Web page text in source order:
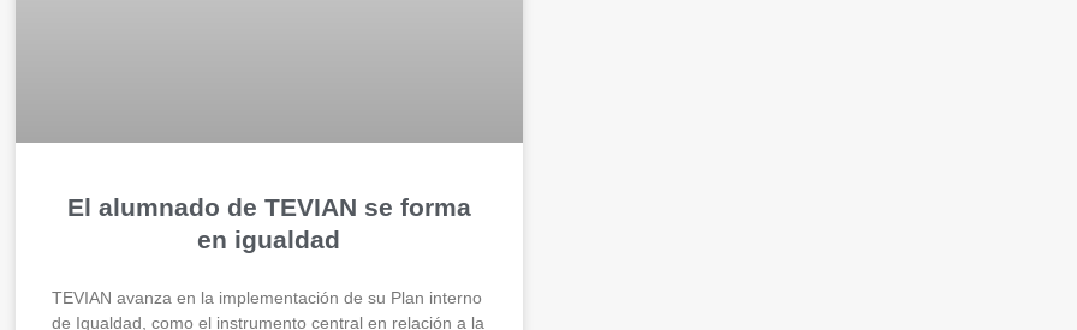
El alumnado de TEVIAN se forma
en igualdad
TEVIAN avanza en la implementación de su Plan interno
de Igualdad, como el instrumento central en relación a la